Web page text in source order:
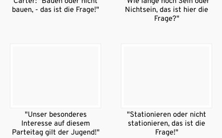
bauen, - das ist die Frage!"
Nichtsein, das ist hier die
Frage?"
"Unser besonderes
Interesse auf diesem
Parteitag gilt der Jugend!"
"Stationieren oder nicht
stationieren, das ist die
Frage!"